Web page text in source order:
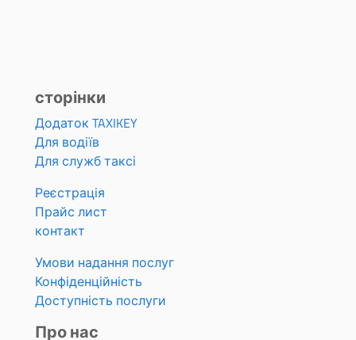
сторінки
Додаток TAXIKEY
Для водіїв
Для служб таксі
Реєстрація
Прайс лист
контакт
Умови надання послуг
Конфіденційність
Доступність послуги
Про нас